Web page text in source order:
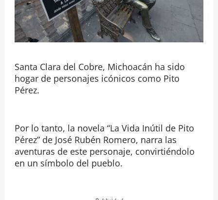
Santa Clara del Cobre, Michoacán ha sido
hogar de personajes icónicos como Pito
Pérez.
Por lo tanto, la novela “La Vida Inútil de Pito
Pérez” de José Rubén Romero, narra las
aventuras de este personaje, convirtiéndolo
en un símbolo del pueblo.